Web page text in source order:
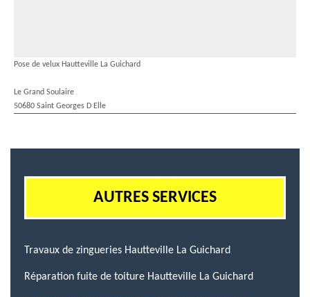
Pose de velux Hautteville La Guichard
Le Grand Soulaire
50680 Saint Georges D Elle
AUTRES SERVICES
Travaux de zingueries Hautteville La Guichard
Réparation fuite de toiture Hautteville La Guichard